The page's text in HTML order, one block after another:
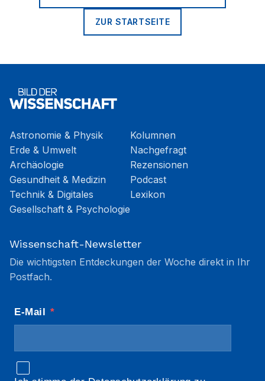
ZUR STARTSEITE
Astronomie & Physik
Erde & Umwelt
Archäologie
Gesundheit & Medizin
Technik & Digitales
Gesellschaft & Psychologie
Kolumnen
Nachgefragt
Rezensionen
Podcast
Lexikon
Wissenschaft-Newsletter
Die wichtigsten Entdeckungen der Woche direkt in Ihr
Postfach.